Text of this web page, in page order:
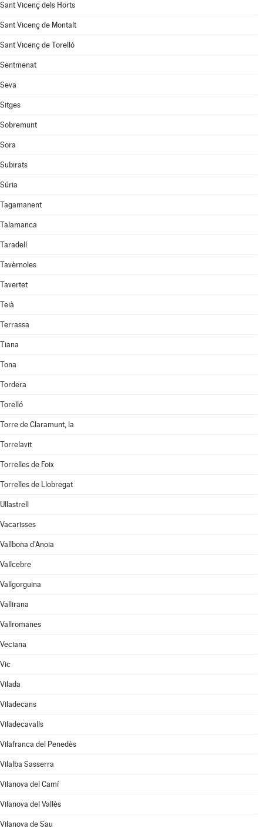
Sant Vicenç dels Horts
Sant Vicenç de Montalt
Sant Vicenç de Torelló
Sentmenat
Seva
Sitges
Sobremunt
Sora
Subirats
Súria
Tagamanent
Talamanca
Taradell
Tavèrnoles
Tavertet
Teià
Terrassa
Tiana
Tona
Tordera
Torelló
Torre de Claramunt, la
Torrelavit
Torrelles de Foix
Torrelles de Llobregat
Ullastrell
Vacarisses
Vallbona d'Anoia
Vallcebre
Vallgorguina
Vallirana
Vallromanes
Veciana
Vic
Vilada
Viladecans
Viladecavalls
Vilafranca del Penedès
Vilalba Sasserra
Vilanova del Camí
Vilanova del Vallès
Vilanova de Sau